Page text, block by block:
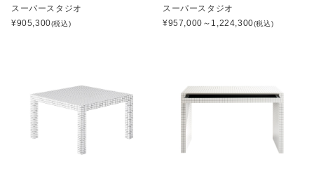
スーパースタジオ
¥905,300(税込)
スーパースタジオ
¥957,000～1,224,300(税込)